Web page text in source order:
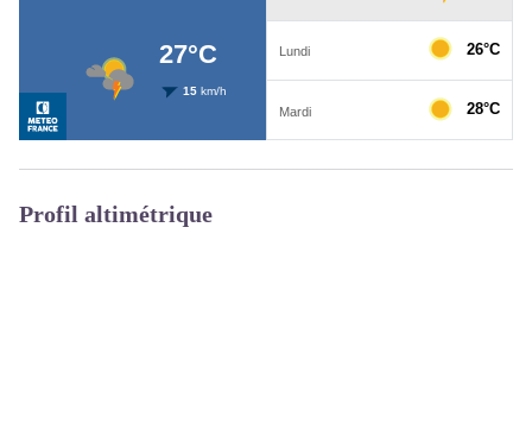
Profil altimétrique